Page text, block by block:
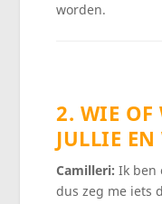
worden.
2. WIE OF
JULLIE
Camilleri:Ik ben
dus zeg me iets